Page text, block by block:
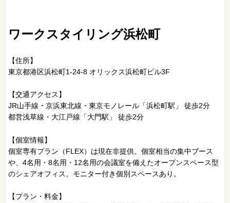
ワークスタイリング浜松町
【住所】
東京都港区浜松町1-24-8 オリックス浜松町ビル3F
【交通アクセス】
JR山手線・京浜東北線・東京モノレール「浜松町駅」 徒歩2分
都営浅草線・大江戸線「大門駅」 徒歩2分
【個室情報】
個室専有プラン（FLEX）は現在非提供。個室相当の集中ブース
や、4名用・8名用・12名用の会議室を備えたオープンスペース型
のシェアオフィス。モニター付き個別スペースあり。
【プラン・料金】